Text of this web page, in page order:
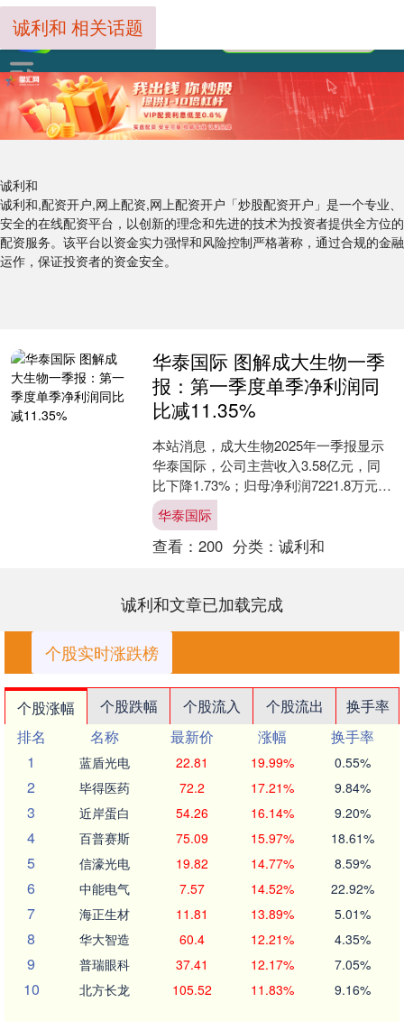
诚利和
诚利和,配资开户,网上配资,网上配资开户「炒股配资开户」是一个专业、
安全的在线配资平台，以创新的理念和先进的技术为投资者提供全方位的
配资服务。该平台以资金实力强悍和风险控制严格著称，通过合规的金融
运作，保证投资者的资金安全。
诚利和 相关话题
华泰国际 图解成大生物一季
报：第一季度单季净利润同
比减11.35%
本站消息，成大生物2025年一季报显示
华泰国际，公司主营收入3.58亿元，同
比下降1.73%；归母净利润7221.8万元，
同比下降11.35%；扣非净利润625....
华泰国际
查看： 200 分类： 诚利和
诚利和文章已加载完成
个股实时涨跌榜
个股涨幅 个股跌幅 个股流入 个股流出
换手率
排名
名称 最新价 涨幅
换手率
1
蓝盾光电 22.81 19.99% 0.55%
2 毕得医药 72.2 17.21% 9.84%
3 近岸蛋白 54.26 16.14% 9.20%
4 百普赛斯 75.09 15.97% 18.61%
5 信濠光电 19.82 14.77% 8.59%
6 中能电气 7.57 14.52% 22.92%
7 海正生材 11.81 13.89% 5.01%
8 华大智造 60.4 12.21% 4.35%
9 普瑞眼科 37.41 12.17% 7.05%
10 北方长龙 105.52 11.83% 9.16%